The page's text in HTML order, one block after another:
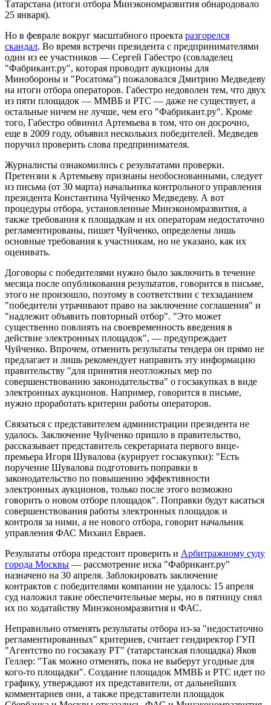
Татарстана (итоги отбора Минэкономразвития обнародовало
25 января).
Но в феврале вокруг масштабного проекта разгорелся
скандал. Во время встречи президента с предпринимателями
один из ее участников — Сергей Габестро (совладелец
"Фабрикант.ру", которая проводит аукционы для
Минобороны и "Росатома") пожаловался Дмитрию Медведеву
на итоги отбора операторов. Габестро недоволен тем, что двух
из пяти площадок — ММВБ и РТС — даже не существует, а
остальные ничем не лучше, чем его "Фабрикант.ру". Кроме
того, Габестро обвинил Артемьева в том, что он досрочно,
еще в 2009 году, объявил нескольких победителей. Медведев
поручил проверить слова предпринимателя.
Журналисты ознакомились с результатами проверки.
Претензии к Артемьеву признаны необоснованными, следует
из письма (от 30 марта) начальника контрольного управления
президента Константина Чуйченко Медведеву. А вот
процедуры отбора, установленные Минэкономразвития, а
также требования к площадкам и их операторам недостаточно
регламентированы, пишет Чуйченко, определены лишь
основные требования к участникам, но не указано, как их
оценивать.
Договоры с победителями нужно было заключить в течение
месяца после опубликования результатов, говорится в письме,
этого не произошло, поэтому в соответствии с техзаданием
"победители утрачивают право на заключение соглашения" и
"надлежит объявить повторный отбор". "Это может
существенно повлиять на своевременность введения в
действие электронных площадок", — предупреждает
Чуйченко. Впрочем, отменить результаты тендера он прямо не
предлагает и лишь рекомендует направить эту информацию
правительству "для принятия неотложных мер по
совершенствованию законодательства" о госзакупках в виде
электронных аукционов. Например, говорится в письме,
нужно проработать критерии работы операторов.
Связаться с представителем администрации президента не
удалось. Заключение Чуйченко пришло в правительство,
рассказывает представитель секретариата первого вице-
премьера Игоря Шувалова (курирует госзакупки): "Есть
поручение Шувалова подготовить поправки в
законодательство по повышению эффективности
электронных аукционов, только после этого возможно
говорить о новом отборе площадок". Поправки будут касаться
совершенствования работы электронных площадок и
контроля за ними, а не нового отбора, говорит начальник
управления ФАС Михаил Евраев.
Результаты отбора предстоит проверить и Арбитражному суду
города Москвы — рассмотрение иска "Фабрикант.ру"
назначено на 30 апреля. Заблокировать заключение
контрактов с победителями компании не удалось: 15 апреля
суд наложил такие обеспечительные меры, но в пятницу снял
их по ходатайству Минэкономразвития и ФАС.
Неправильно отменять результаты отбора из-за "недостаточно
регламентированных" критериев, считает гендиректор ГУП
"Агентство по госзаказу РТ" (татарстанская площадка) Яков
Геллер: "Так можно отменять, пока не выберут угодные для
кого-то площадки". Создание площадок ММВБ и РТС идет по
графику, утверждают их представители, от дальнейших
комментариев они, а также представители площадок